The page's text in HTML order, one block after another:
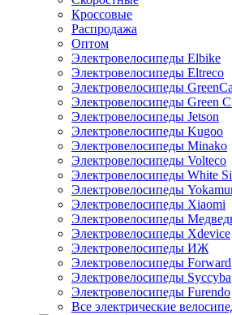
Кроссовые
Распродажа
Оптом
Электровелосипеды Elbike
Электровелосипеды Eltreco
Электровелосипеды
Электровелосипеды Green
Электровелосипеды Jetson
Электровелосипеды Kugoo
Электровелосипеды Minako
Электровелосипеды Volteco
Электровелосипеды White
Электровелосипеды
Электровелосипеды Xiaomi
Электровелосипеды
Электровелосипеды Xdevice
Электровелосипеды ИЖ
Электровелосипеды Forward
Электровелосипеды Syccyba
Электровелосипеды Furendo
Все электрические